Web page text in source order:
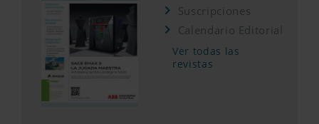
Suscripciones
Calendario Editorial
Ver todas las
revistas